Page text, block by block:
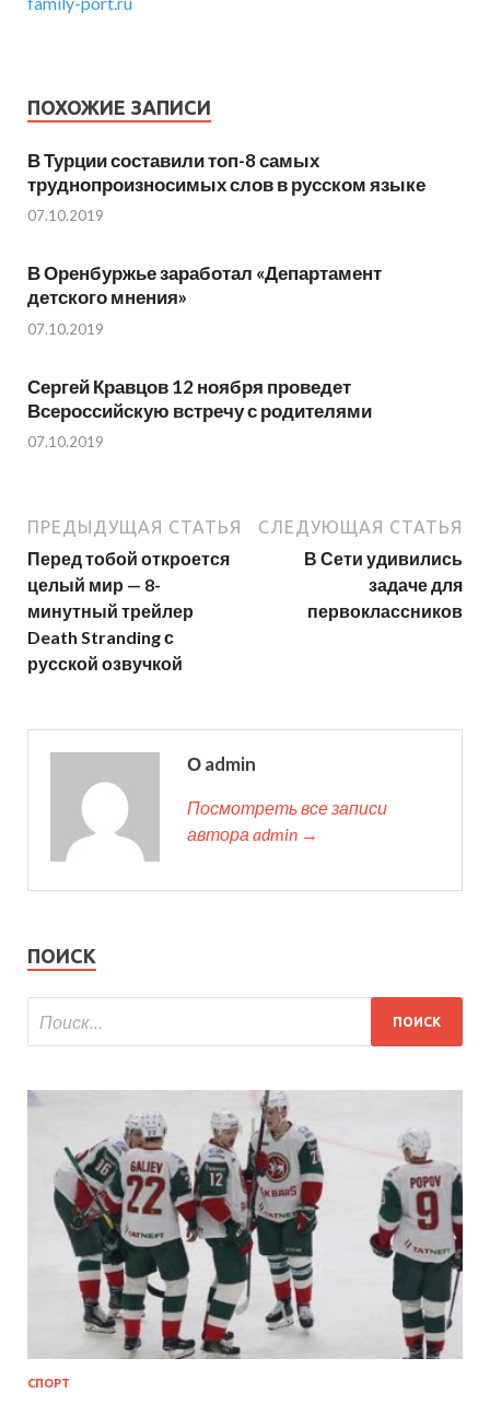
ПОХОЖИЕ ЗАПИСИ
В Турции составили топ-8 самых
труднопроизносимых слов в русском языке
07.10.2019
В Оренбуржье заработал «Департамент
детского мнения»
07.10.2019
Сергей Кравцов 12 ноября проведет
Всероссийскую встречу с родителями
07.10.2019
ПРЕДЫДУЩАЯ СТАТЬЯ
Перед тобой откроется
целый мир — 8-
минутный трейлер
Death Stranding с
русской озвучкой
СЛЕДУЮЩАЯ СТАТЬЯ
В Сети удивились
задаче для
первоклассников
О admin
Посмотреть все записи
автора admin →
ПОИСК
СПОРТ